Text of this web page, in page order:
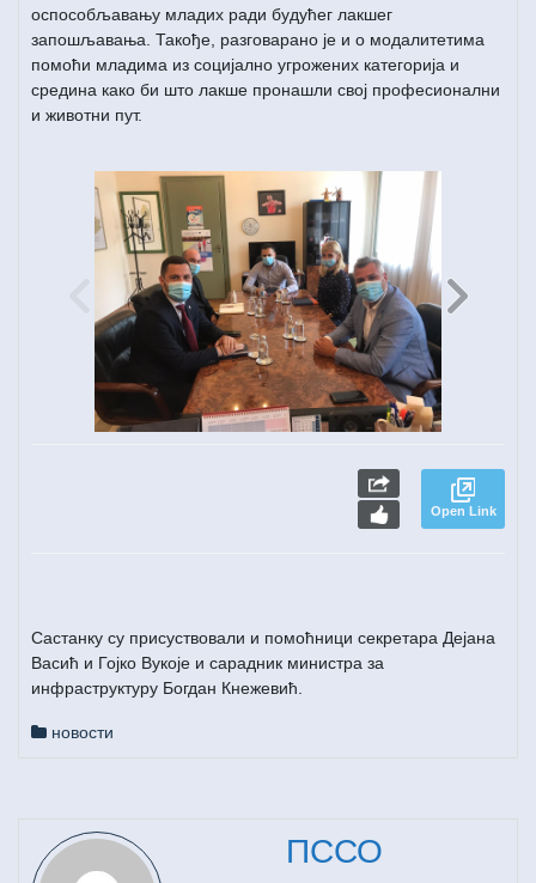
оспособљавању младих ради будућег лакшег
запошљавања. Такође, разговарано је и о модалитетима
помоћи младима из социјално угрожених категорија и
средина како би што лакше пронашли свој професионални
и животни пут.
Open Link
Састанку су присуствовали и помоћници секретара Дејана
Васић и Гојко Вукоје и сарадник министра за
инфраструктуру Богдан Кнежевић.
новости
ПССО